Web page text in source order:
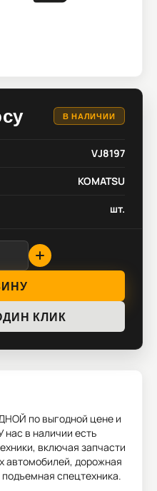
В НАЛИЧИИ
VJ8197
KOMATSU
шт.
КЛИК
по выгодной цене и
нас в наличии есть
включая запчасти
автомобилей, дорожная
спецтехника.